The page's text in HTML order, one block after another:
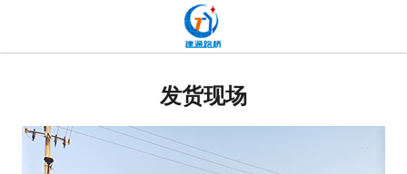
发货现场